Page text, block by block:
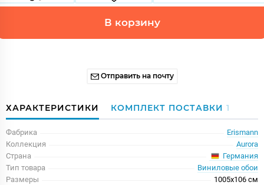
В корзину
Отправить на почту
ХАРАКТЕРИСТИКИ КОМПЛЕКТ ПОСТАВКИ 1
Фабрика
Erismann
Коллекция
Aurora
Страна
Германия
Тип товара
Виниловые обои
Размеры
1005x106 см